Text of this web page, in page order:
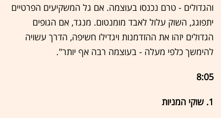
והגדולים - טרם נכנסו בעוצמה. אם גל המשקיעים הפרטיים
יתפוגג, השוק עלול לאבד מומנטום. מנגד, אם הגופים
הגדולים יזהו את ההזדמנות ויגדילו חשיפה, הדרך עשויה
להימשך כלפי מעלה - בעוצמה רבה אף יותר".
8:05
1. שוקי המניות